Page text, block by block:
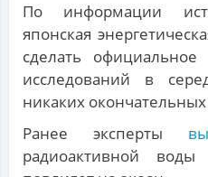
По информации
японская
сделать
исследований в
никаких
Ранее эксперты
радиоактивной